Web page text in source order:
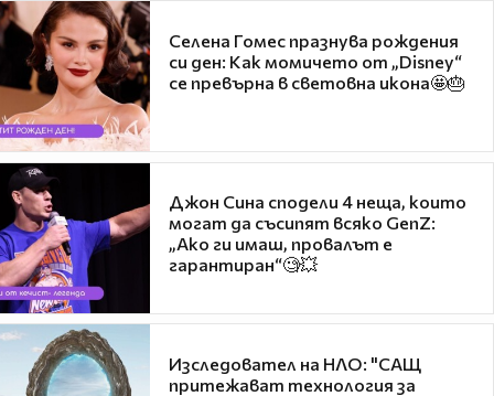
Селена Гомес празнува рождения
си ден: Как момичето от „Disney“
се превърна в световна икона🤩🎂
Джон Сина сподели 4 неща, които
могат да съсипят всяко GenZ:
„Ако ги имаш, провалът е
гарантиран“🧐💥
Изследовател на НЛО: "САЩ
притежават технология за